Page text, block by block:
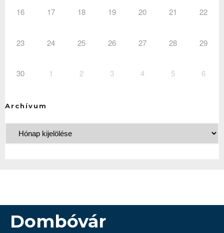
16 17 18 19 20 21 22
23 24 25 26 27 28 29
30 1 2 3 4 5 6
Archívum
Dombóvár